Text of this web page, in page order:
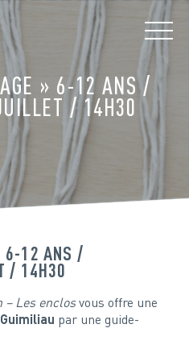
» 6-12 ANS /
/ 14H30
6-12 ANS /
/ 14H30
– Les enclosvous offre une
par une guide-